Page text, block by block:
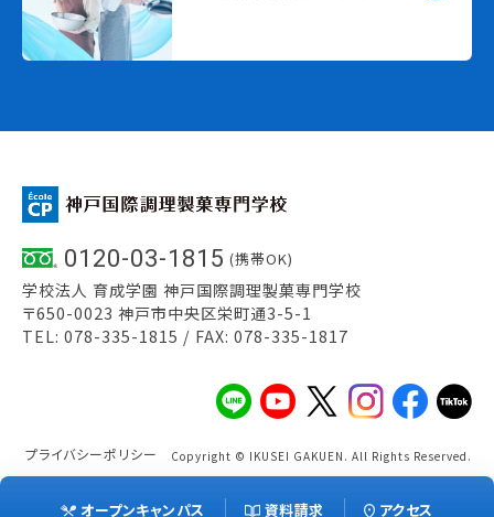
0120-03-1815 (携帯OK)
学校法人 育成学園 神戸国際調理製菓専門学校
〒650-0023 神戸市中央区栄町通3-5-1
TEL: 078-335-1815 / FAX: 078-335-1817
プライバシーポリシー Copyright © IKUSEI GAKUEN. All Rights Reserved.
オープンキャンパス 資料請求 アクセス